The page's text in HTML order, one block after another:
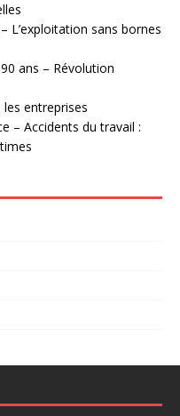
L’exploitation sans bornes
ans – Révolution
les entreprises
– Accidents du travail :